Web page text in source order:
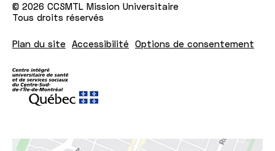
© 2026 CCSMTL Mission Universitaire
Tous droits réservés
Plan du site Accessibilité Options de consentement